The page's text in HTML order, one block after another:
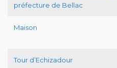
préfecture de Bellac
Maison
Tour d’Echizadour